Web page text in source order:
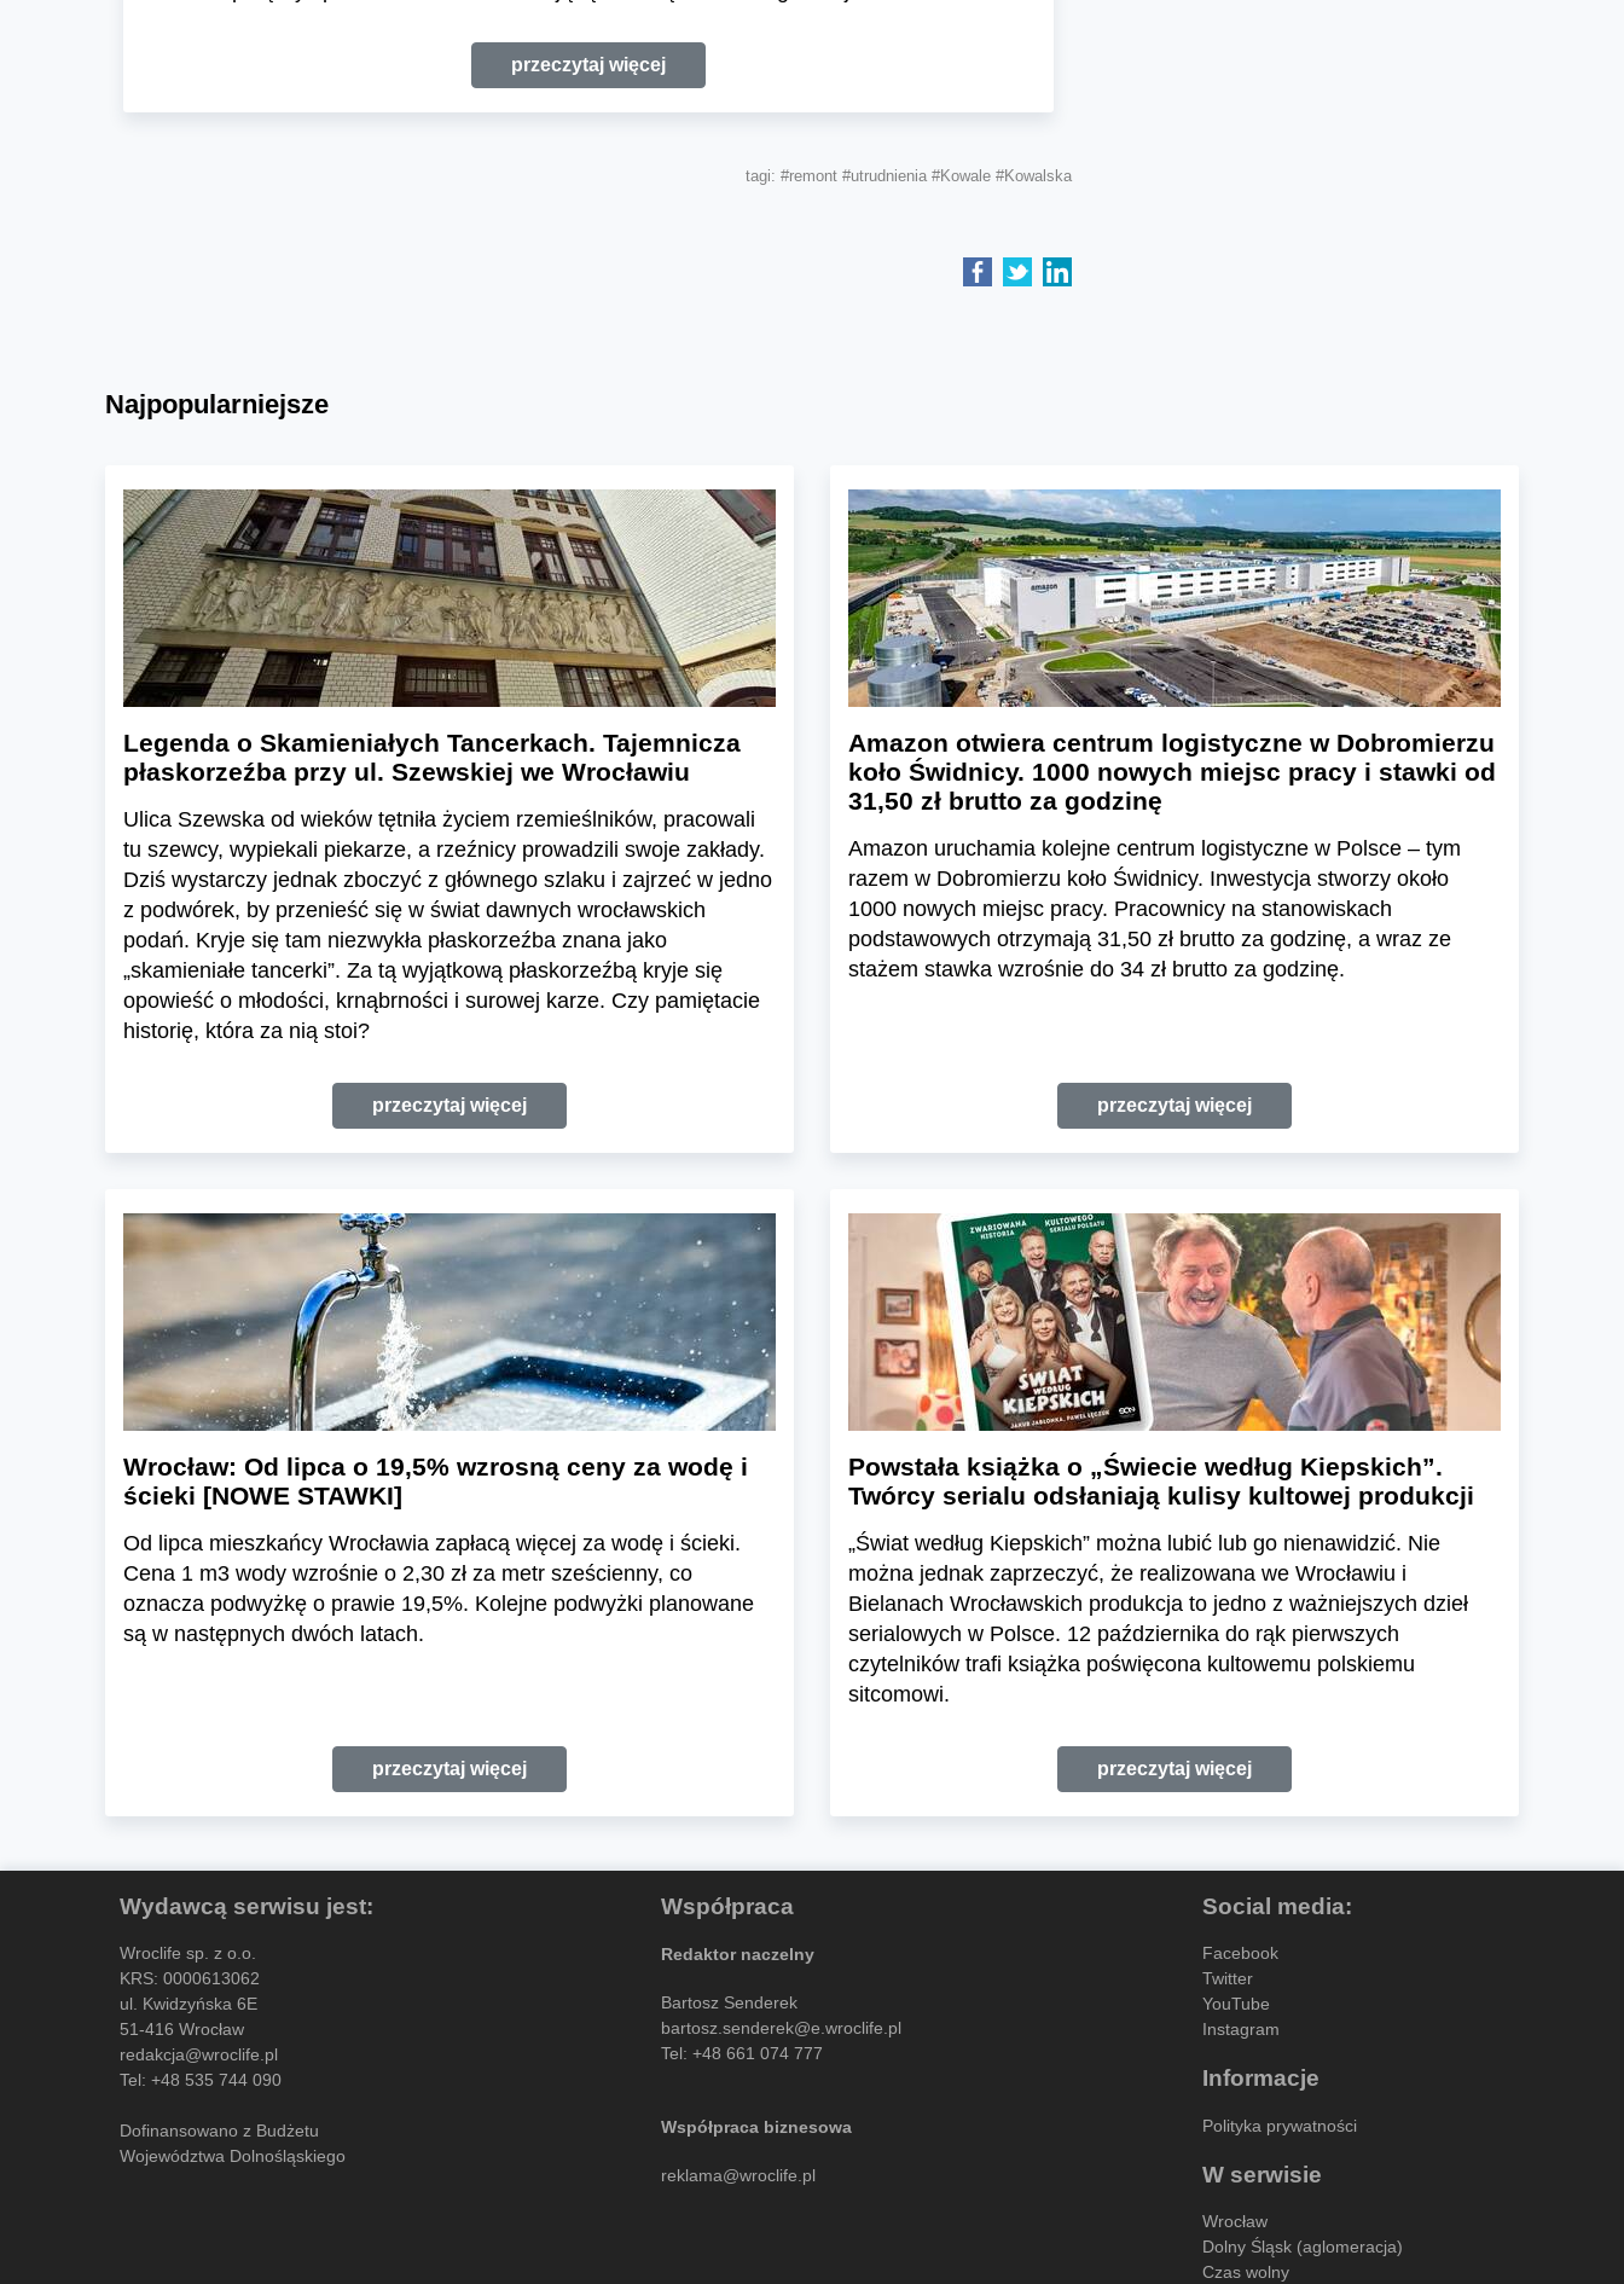
przeczytaj więcej
tagi: #remont #utrudnienia #Kowale #Kowalska
Najpopularniejsze
Legenda o Skamieniałych Tancerkach. Tajemnicza
płaskorzeźba przy ul. Szewskiej we Wrocławiu
Ulica Szewska od wieków tętniła życiem rzemieślników, pracowali
tu szewcy, wypiekali piekarze, a rzeźnicy prowadzili swoje zakłady.
Dziś wystarczy jednak zboczyć z głównego szlaku i zajrzeć w jedno
z podwórek, by przenieść się w świat dawnych wrocławskich
podań. Kryje się tam niezwykła płaskorzeźba znana jako
„skamieniałe tancerki”. Za tą wyjątkową płaskorzeźbą kryje się
opowieść o młodości, krnąbrności i surowej karze. Czy pamiętacie
historię, która za nią stoi?
przeczytaj więcej
Amazon otwiera centrum logistyczne w Dobromierzu
koło Świdnicy. 1000 nowych miejsc pracy i stawki od
31,50 zł brutto za godzinę
Amazon uruchamia kolejne centrum logistyczne w Polsce – tym
razem w Dobromierzu koło Świdnicy. Inwestycja stworzy około
1000 nowych miejsc pracy. Pracownicy na stanowiskach
podstawowych otrzymają 31,50 zł brutto za godzinę, a wraz ze
stażem stawka wzrośnie do 34 zł brutto za godzinę.
przeczytaj więcej
Wrocław: Od lipca o 19,5% wzrosną ceny za wodę i
ścieki [NOWE STAWKI]
Od lipca mieszkańcy Wrocławia zapłacą więcej za wodę i ścieki.
Cena 1 m3 wody wzrośnie o 2,30 zł za metr sześcienny, co
oznacza podwyżkę o prawie 19,5%. Kolejne podwyżki planowane
są w następnych dwóch latach.
przeczytaj więcej
Powstała książka o „Świecie według Kiepskich”.
Twórcy serialu odsłaniają kulisy kultowej produkcji
„Świat według Kiepskich” można lubić lub go nienawidzić. Nie
można jednak zaprzeczyć, że realizowana we Wrocławiu i
Bielanach Wrocławskich produkcja to jedno z ważniejszych dzieł
serialowych w Polsce. 12 października do rąk pierwszych
czytelników trafi książka poświęcona kultowemu polskiemu
sitcomowi.
przeczytaj więcej
Wydawcą serwisu jest:
Wroclife sp. z o.o.
KRS: 0000613062
ul. Kwidzyńska 6E
51-416 Wrocław
redakcja@wroclife.pl
Tel: +48 535 744 090
Dofinansowano z Budżetu
Województwa Dolnośląskiego
Współpraca
Redaktor naczelny
Bartosz Senderek
bartosz.senderek@e.wroclife.pl
Tel: +48 661 074 777
Współpraca biznesowa
reklama@wroclife.pl
Social media:
Facebook
Twitter
YouTube
Instagram
Informacje
Polityka prywatności
W serwisie
Wrocław
Dolny Śląsk (aglomeracja)
Czas wolny